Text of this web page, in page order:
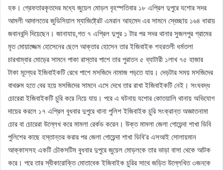
হক। গ্রেফতারকৃতদের মধ্যে জুয়েল মোড়ল বৃহস্পতিবার ১৮ এপ্রিল দুপুরে যশোর সদর
আমলী আদালতের জুডিসিয়াল ম্যাজিষ্ট্রেট এমরান আহমেদ এর সামনে স্বেচ্ছায় ১৬৪ ধারায়
জবানবন্দি দিয়েছেন। জানাযায়,গত ৭ এপ্রিল দুপুর ১ টার পর সদর থানার সুজলপুর গ্রামের
মৃত মোয়াজ্জেম হোসেনের ছেলে আক্তার হোসেন তার ইজিবাইক শহরতলী ধর্মতলা
চারখাম্বার মোড়ের সামনে পাকা রাস্তার পাশে তার পুরাতন ৫ ব্যাটারী ১লাখ ৭৫ হাজার
টাকা মূল্যের ইজিবাইকটি রেখে পাশে মসজিদে নামাজ পড়তে যায়। দেড়টার সময় মসজিদের
বাথরুম হতে বের হয়ে মসজিদের সামনে এসে দেখে তার রাখা ইজিবাইকটি নেই। সংঘবদ্ধ
চোরেরা ইজিবাইকটি চুরি করে নিয়ে যায়। পরে এ ঘটনায় যশোর কোতয়ালি থানায় অভিযোগ
দায়ের করলে ১৭ এপ্রিল বুধবার দুপুরে থানা পুলিশ ইজিবাইক চুরি সংক্রান্ত অজ্ঞাতনামা
চোর বা চোরেরা উল্লেখ করে মামলা রের্কড করেন। উক্ত মামলা জেলা গোয়েন্দা শাখা ডিবি
পুলিশের কাছে হস্তান্তর করার পর জেলা গোয়েন্দা শাখা ডিবি’র এসআই সোলায়মান
আক্কাসসহ একটি চৌকসটিম বুধবার দুপুরে জুয়েল মোড়লকে তার ভাড়া বাসা থেকে আটক
করে। পরে তার স্বীকারোক্তি মোতাবেক ইজিবাইক চুরির সাথে জড়িত উল্লেখিত ৩জনকে